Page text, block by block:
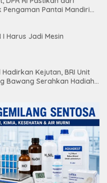
Pengaman Pantai Mandiri
I Harus Jadi Mesin
Kejutan, BRI Unit
Bawang Serahkan Hadiah